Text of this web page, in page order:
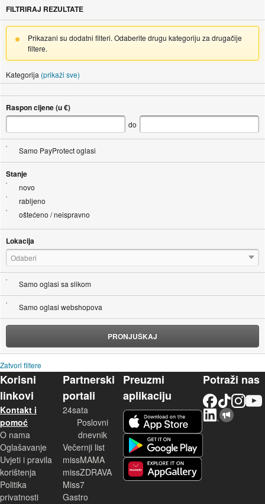
FILTRIRAJ REZULTATE
Prikazani su dodatni filteri. Odaberite drugu kategoriju za drugačije
filtere.
Kategorija (prikaži sve)
Raspon cijene (u €)
do
Samo PayProtect oglasi
Stanje
novo
rabljeno
oštećeno / neispravno
Lokacija
Odaberi
Samo oglasi sa slikom
Samo oglasi webshopova
PRONJUŠKAJ
Zatvori filtere
Korisni
linkovi
Kontakt i
pomoć
O nama
Oglašavanje
Uvjeti i pravila
korištenja
Politika
privatnosti
Partnerski
portali
24sata
Poslovni
dnevnik
Večernji list
missMAMA
missZDRAVA
Miss7
Gastro
Preuzmi
aplikaciju
Potraži nas